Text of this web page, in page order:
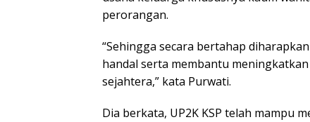
perorangan.
“Sehingga secara bertahap
handal serta membantu
sejahtera,” kata Purwati.
Dia berkata, UP2K KSP telah mampu